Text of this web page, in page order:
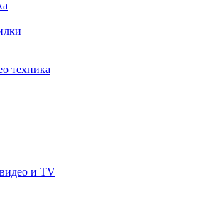
техника
и TV